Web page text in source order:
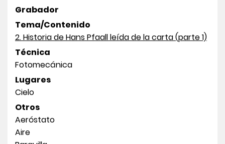
Grabador
Tema/Contenido
2. Historia de Hans Pfaall leída de la carta (parte 1)
Técnica
Fotomecánica
Lugares
Cielo
Otros
Aeróstato
Aire